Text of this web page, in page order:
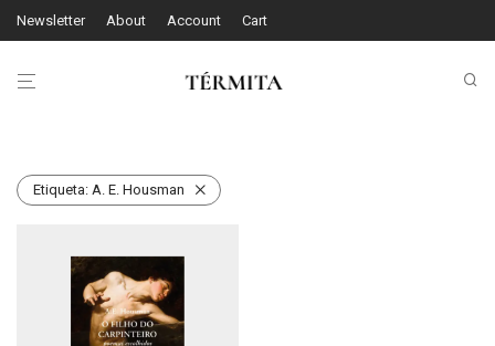
Newsletter About Account Cart
Etiqueta: A. E. Housman